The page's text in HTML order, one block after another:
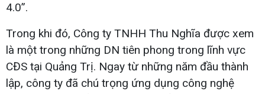
4.0”.
Trong khi đó, Công ty TNHH Thu Nghĩa được xem
là một trong những DN tiên phong trong lĩnh vực
CĐS tại Quảng Trị. Ngay từ những năm đầu thành
lập, công ty đã chú trọng ứng dụng công nghệ